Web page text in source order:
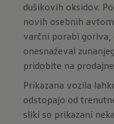
dušikovih oksidov.
novih osebnih
varčni porabi goriva,
onesnaževal
pridobite na
Prikazana vozila
odstopajo od
sliki so prikazani